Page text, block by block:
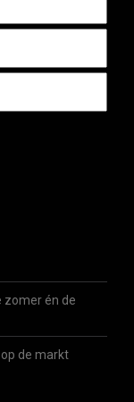
zomer én de
de markt